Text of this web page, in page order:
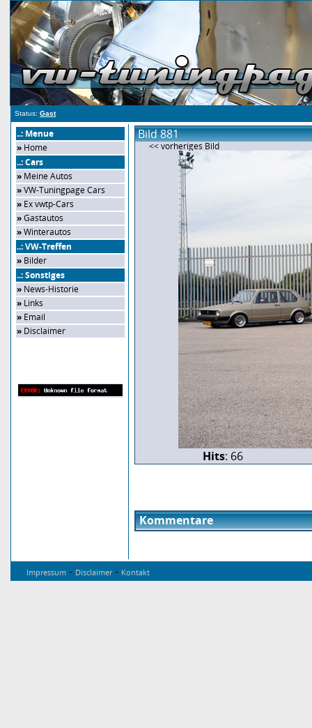
Status: Gast
..: Menue
» Home
..: Cars
» Meine Autos
»VW-Tuningpage Cars
» Ex vwtp-Cars
»Gastautos
»Winterautos
..: VW-Treffen
» Bilder
..: Sonstiges
» News-Historie
» Links
» Email
» Disclaimer
Bild 881
<< vorheriges Bild
Hits: 66
Kommentare
Impressum - Disclaimer- Kontakt